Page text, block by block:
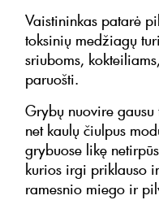
Vaistininkas patarė
toksinių medžiagų
sriuboms,
paruošti.
Grybų nuovire
net kaulų čiulpus
grybuose likę
kurios irgi priklauso
ramesnio miego ir